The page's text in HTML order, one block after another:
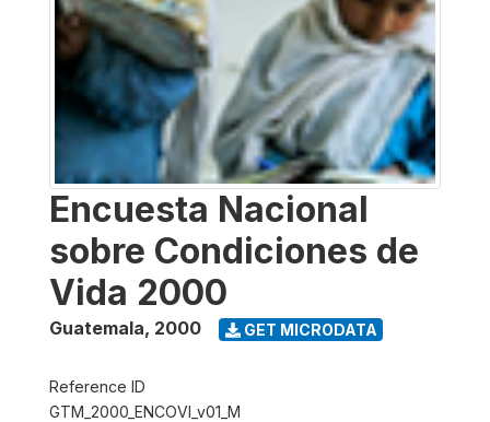
Encuesta Nacional
sobre Condiciones de
Vida 2000
Guatemala, 2000 GET MICRODATA
Reference ID
GTM_2000_ENCOVI_v01_M